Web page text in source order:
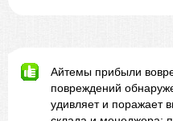
Айтемы прибыли
повреждений
удивляет и поражает